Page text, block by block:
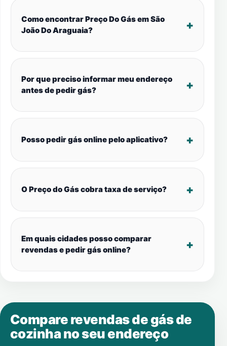
Como encontrar Preço Do Gás em São
João Do Araguaia?
Por que preciso informar meu endereço
antes de pedir gás?
Posso pedir gás online pelo aplicativo?
O Preço do Gás cobra taxa de serviço?
Em quais cidades posso comparar
revendas e pedir gás online?
Compare revendas de gás de
cozinha no seu endereço